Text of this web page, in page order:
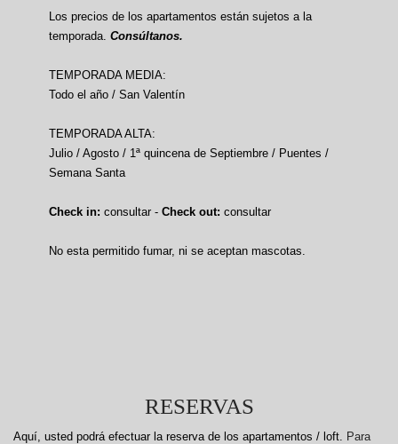
Los precios de los apartamentos están sujetos a la
temporada. Consúltanos.
TEMPORADA MEDIA:
Todo el año / San Valentín
TEMPORADA ALTA:
Julio / Agosto / 1ª quincena de Septiembre / Puentes /
Semana Santa
Check in: consultar - Check out: consultar
No esta permitido fumar, ni se aceptan mascotas.
RESERVAS
Aquí, usted podrá efectuar la reserva de los apartamentos / loft. Para